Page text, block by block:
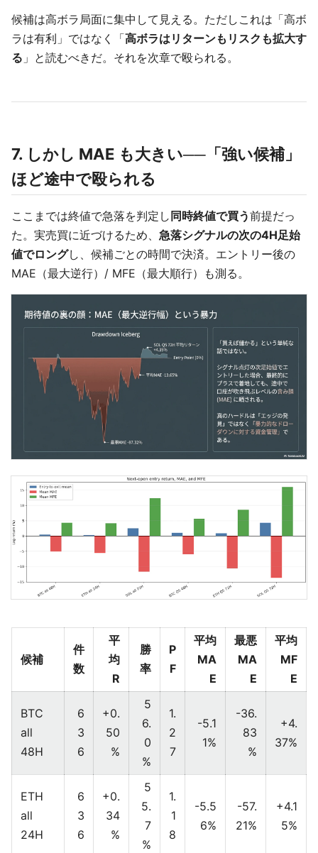
候補は高ボラ局面に集中して見える。ただしこれは「高ボ
ラは有利」ではなく「高ボラはリターンもリスクも拡大す
る 」と読むべきだ。それを次章で殴られる。
7. しかし MAE も大きい──「強い候補」
ほど途中で殴られる
ここまでは終値で急落を判定し 同時終値で買う前提だっ
た。実売買に近づけるため、 急落シグナルの次の4H足始
値でロングし、候補ごとの時間で決済。エントリー後の
MAE（最大逆行）/ MFE（最大順行）も測る。
候補
件
数
平
均
R
勝
率
P
F
平均
MA
E
最悪
MA
E
平均
MF
E
BTC
all
48H
6
3
6
+0.
50
%
5
6.
0
%
1.
2
7
-5.1
1%
-36.
83
%
+4.
37%
ETH
all
24H
6
3
6
+0.
34
%
5
5.
7
%
1.
1
8
-5.5
6%
-57.
21%
+4.1
5%